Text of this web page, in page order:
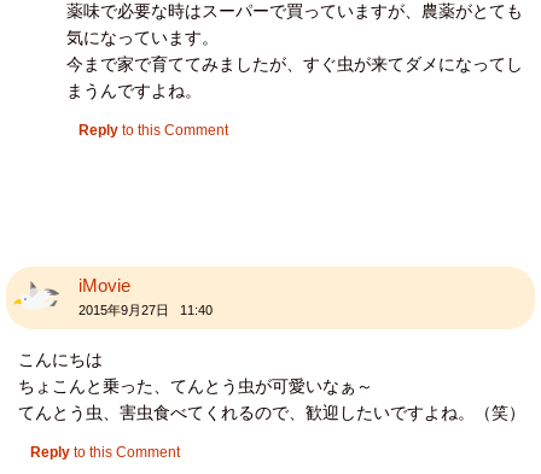
薬味で必要な時はスーパーで買っていますが、農薬がとても
気になっています。
今まで家で育ててみましたが、すぐ虫が来てダメになってし
まうんですよね。
Reply to this Comment
iMovie
2015年9月27日 11:40
こんにちは
ちょこんと乗った、てんとう虫が可愛いなぁ～
てんとう虫、害虫食べてくれるので、歓迎したいですよね。（笑）
Reply to this Comment